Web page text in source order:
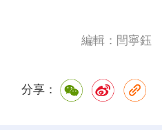
編輯：閆寧鈺
分享：